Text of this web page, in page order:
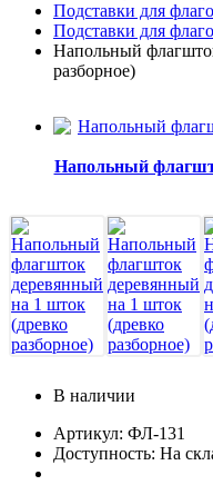
пожилых людей
5 октября, День учителя
19 октября, День Отца
25 октября, День Таможенника
Российской Федерации
28 октября, День Бабушек и
4 ноября, День народного
7 ноября, День проведения
парада на Красной площади
7 ноября, День Октябрьской
революции
19 ноября, День Ракетных
Артиллерии
Подставки для
Подставки для
Напольный
разборное)
Напольный
В наличии
Артикул: ФЛ-131
Доступность: На